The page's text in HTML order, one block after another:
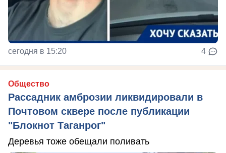
сегодня в 15:20 4
Общество
Рассадник амброзии ликвидировали в
Почтовом сквере после публикации
"Блокнот Таганрог"
Деревья тоже обещали поливать